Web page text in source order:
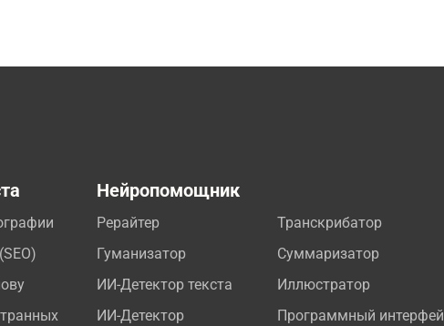
Нейропомощник
Рерайтер
Гуманизатор
ИИ-Детектор текста
ИИ-Детектор
Транскрибатор
Суммаризатор
Иллюстратор
Программный